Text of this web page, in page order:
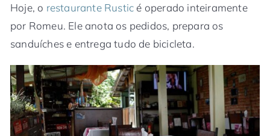
Hoje, o restaurante Rustic é operado inteiramente
por Romeu. Ele anota os pedidos, prepara os
sanduíches e entrega tudo de bicicleta.